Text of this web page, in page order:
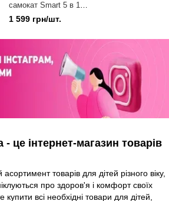
самокат Smart 5 в 1
пастельно-рожевий з
бортиком
1 599 грн/шт.
це інтернет-магазин товарів
товарів для дітей різного віку,
про здоров'я і комфорт своїх
всі необхідні товари для дітей,